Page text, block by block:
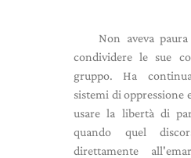
Non aveva
condividere le sue
gruppo. Ha
sistemi di oppressione
usare la libertà di
quando quel
direttamente